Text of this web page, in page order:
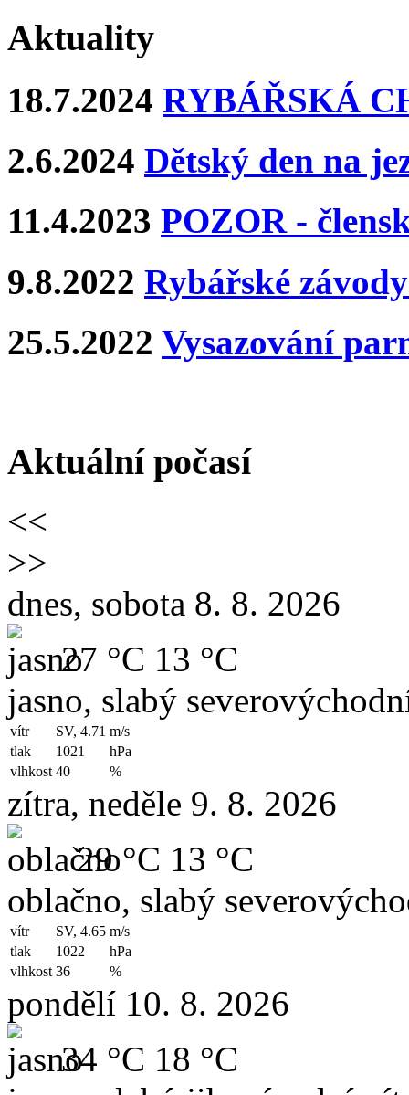
Aktuality
18.7.2024 RYBÁŘSKÁ
2.6.2024 Dětský den na
11.4.2023 POZOR -
9.8.2022 Rybářské
25.5.2022 Vysazování
Aktuální počasí
<<
>>
dnes, sobota 8. 8. 2026
27 °C 13 °C
jasno, slabý
vítr SV, 4.71 m/s
tlak
1021
hPa
vlhkost 40 %
zítra, neděle 9. 8. 2026
29 °C 13 °C
oblačno, slabý
vítr SV, 4.65 m/s
tlak
1022
hPa
vlhkost 36 %
pondělí 10. 8. 2026
34 °C 18 °C